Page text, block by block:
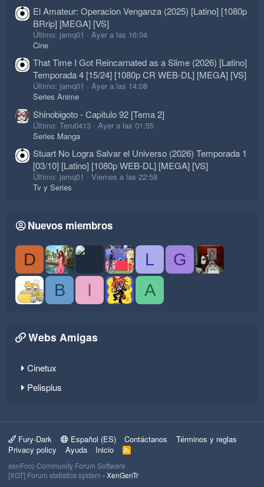
El Amateur: Operacion Venganza (2025) [Latino] [1080p
BRrip] [MEGA] [VS]
Último: jamq01
Ayer a las 16:04
Cine
That Time I Got Reincarnated as a Slime (2026) [Latino]
Temporada 4 [15/24] [1080p CR WEB-DL] [MEGA] [VS]
Último: jamq01
Ayer a las 14:08
Series Anime
Shinobigoto - Capitulo 92 [Tema 2]
Último: Teru0413
Ayer a las 01:55
Series Manga
Stuart No Logra Salvar el Universo (2026) Temporada 1
[03/10] [Latino] [1080p WEB-DL] [MEGA] [VS]
Último: jamq01
Viernes a las 22:58
Tv y Series
Nuevos miembros
D L
G
B
I A
Webs Amigas
Cinetux
Pelisplus
Fury-Dark Español (ES) Contáctanos
Términos y reglas
Privacy policy
Ayuda Inicio
R
S
xenForo Community Forum Software
[XGT] Forum statistics system - XenGenTr